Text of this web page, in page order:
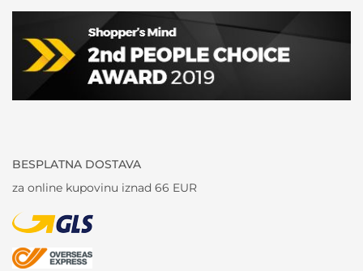
BESPLATNA DOSTAVA
za online kupovinu iznad 66 EUR